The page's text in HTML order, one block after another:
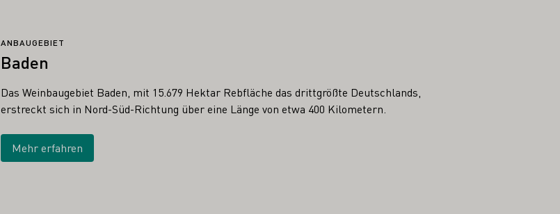
ANBAUGEBIET
Baden
Das Weinbaugebiet Baden, mit 15.679 Hektar Rebfläche das drittgrößte Deutschlands,
erstreckt sich in Nord-Süd-Richtung über eine Länge von etwa 400 Kilometern.
Mehr erfahren